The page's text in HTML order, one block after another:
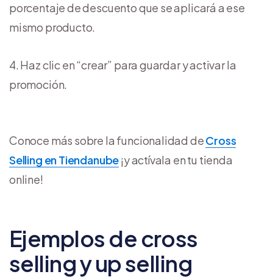
porcentaje de descuento que se aplicará a ese
mismo producto.
Haz clic en “crear” para guardar y activar la
promoción.
Conoce más sobre la funcionalidad deCross
Selling en Tiendanube¡y actívala en tu tienda
online!
Ejemplos de cross
selling y up selling